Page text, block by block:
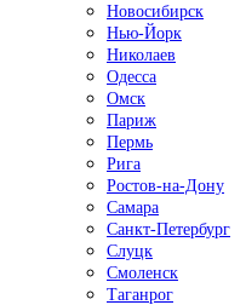
Новосибирск
Нью-Йорк
Николаев
Одесса
Омск
Париж
Пермь
Рига
Ростов-на-Дону
Самара
Санкт-Петербург
Слуцк
Смоленск
Таганрог